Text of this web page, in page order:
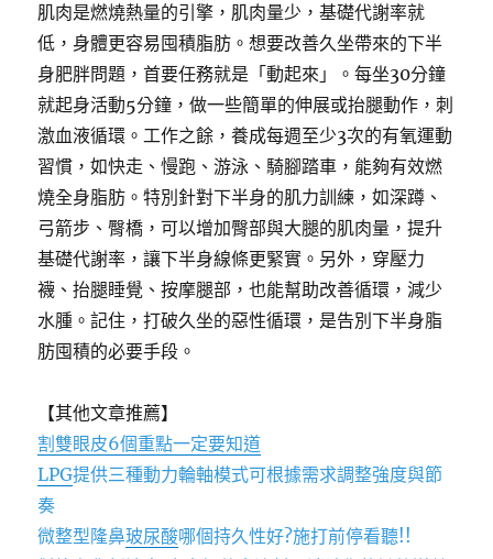
肌肉是燃燒熱量的引擎，肌肉量少，基礎代謝率就
低，身體更容易囤積脂肪。想要改善久坐帶來的下半
身肥胖問題，首要任務就是「動起來」。每坐30分鐘
就起身活動5分鐘，做一些簡單的伸展或抬腿動作，刺
激血液循環。工作之餘，養成每週至少3次的有氧運動
習慣，如快走、慢跑、游泳、騎腳踏車，能夠有效燃
燒全身脂肪。特別針對下半身的肌力訓練，如深蹲、
弓箭步、臀橋，可以增加臀部與大腿的肌肉量，提升
基礎代謝率，讓下半身線條更緊實。另外，穿壓力
襪、抬腿睡覺、按摩腿部，也能幫助改善循環，減少
水腫。記住，打破久坐的惡性循環，是告別下半身脂
肪囤積的必要手段。
【其他文章推薦】
割雙眼皮6個重點一定要知道
LPG提供三種動力輪軸模式可根據需求調整強度與節
奏
微整型隆鼻玻尿酸哪個持久性好?施打前停看聽!!